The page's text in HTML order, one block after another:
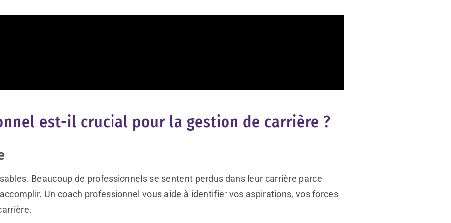
est-il crucial pour la gestion de carrière ?
Beaucoup de professionnels se sentent perdus dans leur carrière parce
Un coach professionnel vous aide à identifier vos aspirations, vos forces